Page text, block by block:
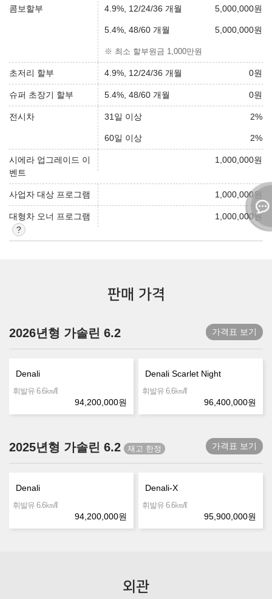
콤보할부 4.9%, 12/24/36 개월 5,000,000원
5.4%, 48/60 개월 5,000,000원
※ 최소 할부원금 1,000만원
초저리 할부 4.9%, 12/24/36 개월 0원
슈퍼 초장기 할부 5.4%, 48/60 개월 0원
전시차 31일 이상 2%
60일 이상 2%
시에라 업그레이드 이
벤트
1,000,000원
사업자 대상 프로그램 1,000,000원
대형차 오너 프로그램 1,000,000원
판매 가격
2026년형 가솔린 6.2 가격표 보기
Denali
휘발유 6.6㎞/ℓ
94,200,000원
Denali Scarlet Night
휘발유 6.6㎞/ℓ
96,400,000원
2025년형 가솔린 6.2 가격표 보기
Denali
휘발유 6.6㎞/ℓ
94,200,000원
Denali-X
휘발유 6.6㎞/ℓ
95,900,000원
외관